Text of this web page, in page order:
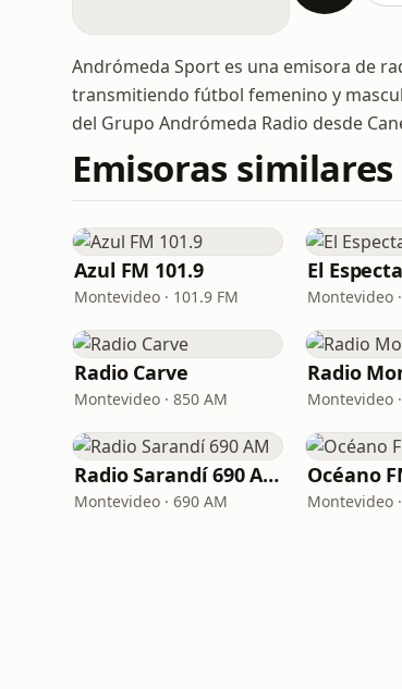
Andrómeda Sport es una emisora de
transmitiendo fútbol femenino y
del Grupo Andrómeda Radio desde
Emisoras similares
Azul FM 101.9
Montevideo · 101.9 FM
El
Radio Carve
Montevideo · 850 AM
Radio
Montevideo
Radio Sarandí 690 AM
Montevideo · 690 AM
Océano
Montevideo